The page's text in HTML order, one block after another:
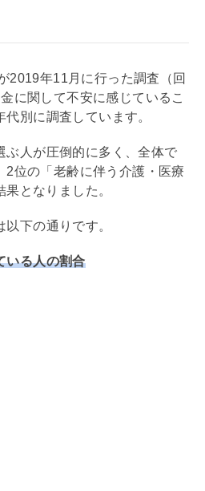
2019年11月に行った調査（回
に関して不安に感じているこ
別に調査しています。
ぶ人が圧倒的に多く、全体で
2位の「老齢に伴う介護・医療
となりました。
下の通りです。
いる人の割合